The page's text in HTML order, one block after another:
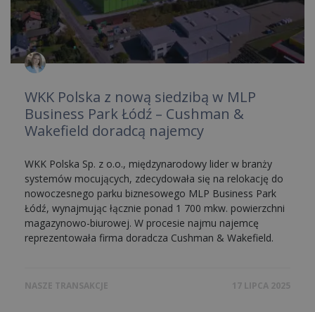
WKK Polska z nową siedzibą w MLP
Business Park Łódź – Cushman &
Wakefield doradcą najemcy
WKK Polska Sp. z o.o., międzynarodowy lider w branży
systemów mocujących, zdecydowała się na relokację do
nowoczesnego parku biznesowego MLP Business Park
Łódź, wynajmując łącznie ponad 1 700 mkw. powierzchni
magazynowo-biurowej. W procesie najmu najemcę
reprezentowała firma doradcza Cushman & Wakefield.
NASZE TRANSAKCJE 17 LIPCA 2025